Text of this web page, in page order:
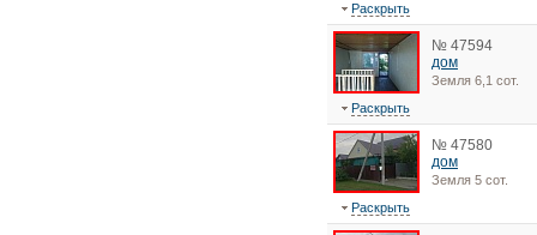
Раскрыть
№ 47594
дом
Земля 6,1 сот.
Раскрыть
№ 47580
дом
Земля 5 сот.
Раскрыть